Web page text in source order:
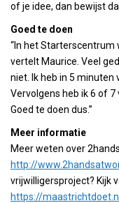
of je idee, dan bewijst
Goed te doen
“In het Starterscentrum
vertelt Maurice. Veel
niet. Ik heb in 5 minuten
Vervolgens heb ik 6 of
Goed te doen dus.”
Meer informatie
Meer weten over
http://
vrijwilligersproject? Kijk
https://